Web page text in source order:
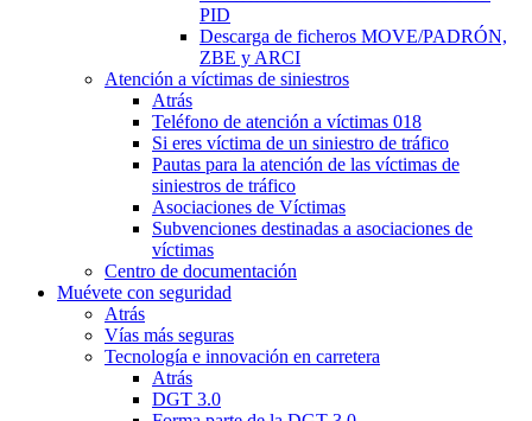
PID
Descarga de ficheros MOVE/PADRÓN,
ZBE y ARCI
Atención a víctimas de siniestros
Atrás
Teléfono de atención a víctimas 018
Si eres víctima de un siniestro de tráfico
Pautas para la atención de las víctimas de
siniestros de tráfico
Asociaciones de Víctimas
Subvenciones destinadas a asociaciones de
víctimas
Centro de documentación
Muévete con seguridad
Atrás
Vías más seguras
Tecnología e innovación en carretera
Atrás
DGT 3.0